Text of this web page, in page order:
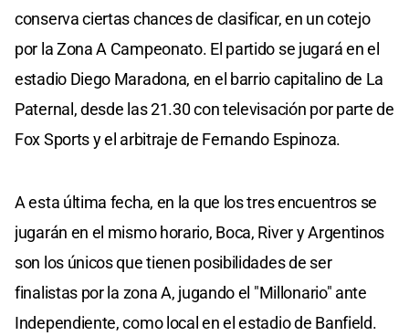
conserva ciertas chances de clasificar, en un cotejo
por la Zona A Campeonato. El partido se jugará en el
estadio Diego Maradona, en el barrio capitalino de La
Paternal, desde las 21.30 con televisación por parte de
Fox Sports y el arbitraje de Fernando Espinoza.
A esta última fecha, en la que los tres encuentros se
jugarán en el mismo horario, Boca, River y Argentinos
son los únicos que tienen posibilidades de ser
finalistas por la zona A, jugando el "Millonario" ante
Independiente, como local en el estadio de Banfield.